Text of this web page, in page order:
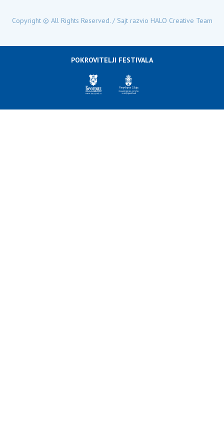
Copyright © All Rights Reserved. / Sajt razvio HALO Creative Team
POKROVITELJI FESTIVALA